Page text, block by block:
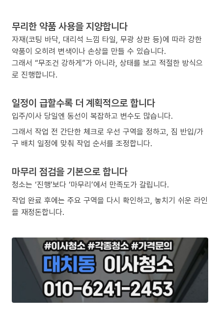
무리한 약품 사용을 지양합니다
자재(코팅 바닥, 대리석 느낌 타일, 무광 상판 등)에 따라 강한
약품이 오히려 변색이나 손상을 만들 수 있습니다.
그래서 “무조건 강하게”가 아니라, 상태를 보고 적절한 방식으
로 진행합니다.
일정이 급할수록 더 계획적으로 합니다
입주/이사 당일엔 동선이 복잡하고 변수도 많습니다.
그래서 작업 전 간단한 체크로 우선 구역을 정하고, 짐 반입/가
구 배치 일정에 맞춰 작업 순서를 조정합니다.
마무리 점검을 기본으로 합니다
청소는 ‘진행’보다 ‘마무리’에서 만족도가 갈립니다.
작업 완료 후에는 주요 구역을 다시 확인하고, 놓치기 쉬운 라인
을 재정돈합니다.